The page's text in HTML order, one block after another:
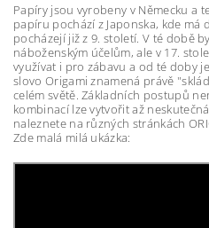
Papíry jsou vyrobeny v Německu a
papíru pochází z Japonska, kde
pocházejí již z 9. století. V té době
náboženským účelům, ale v 17.
využívat i pro zábavu a od té doby
slovo Origami znamená právě
celém světě. Základních postupů
kombinací lze vytvořit až
naleznete na různých stránkách
Zde malá milá ukázka: